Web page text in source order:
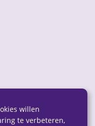
willen
te verbeteren,